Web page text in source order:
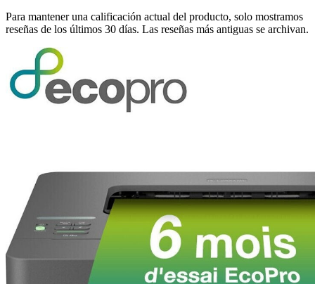
Para mantener una calificación actual del producto, solo mostramos
reseñas de los últimos 30 días. Las reseñas más antiguas se archivan.